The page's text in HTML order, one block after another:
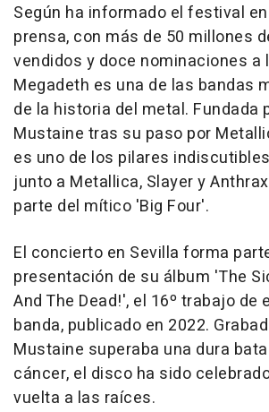
Según ha informado el festival
prensa, con más de 50 millones
vendidos y doce nominaciones a
Megadeth es una de las bandas
de la historia del metal. Fundada
Mustaine tras su paso por
es uno de los pilares
junto a Metallica, Slayer y
parte del mítico 'Big Four'.
El concierto en Sevilla forma
presentación de su álbum 'The
And The Dead!', el 16º trabajo de
banda, publicado en 2022.
Mustaine superaba una dura
cáncer, el disco ha sido
vuelta a las raíces.